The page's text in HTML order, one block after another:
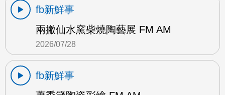
fb新鮮事
兩撇仙水窯柴燒陶藝展 FM AM
2026/07/28
fb新鮮事